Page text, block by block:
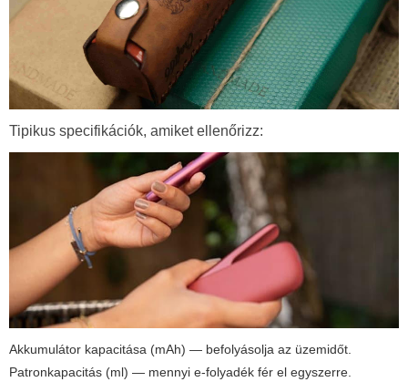
Tipikus specifikációk, amiket ellenőrizz:
Akkumulátor kapacitása (mAh) — befolyásolja az üzemidőt.
Patronkapacitás (ml) — mennyi e-folyadék fér el egyszerre.